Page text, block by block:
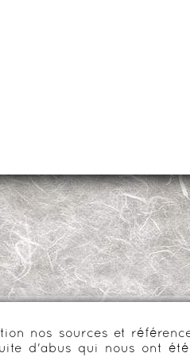
nos sources et
d'abus qui nous ont